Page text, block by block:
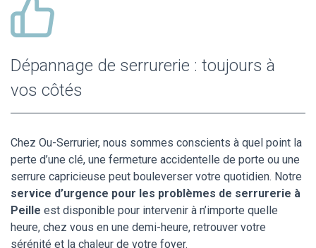
Dépannage de serrurerie : toujours à
vos côtés
Chez Ou-Serrurier, nous sommes conscients à quel point la
perte d’une clé, une fermeture accidentelle de porte ou une
serrure capricieuse peut bouleverser votre quotidien. Notre
service d’urgence pour les problèmes de serrurerie à
Peille est disponible pour intervenir à n’importe quelle
heure, chez vous en une demi-heure, retrouver votre
sérénité et la chaleur de votre foyer.